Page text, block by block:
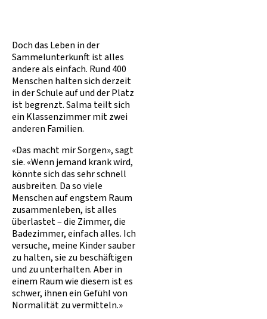
Doch das Leben in der
Sammelunterkunft ist alles
andere als einfach. Rund 400
Menschen halten sich derzeit
in der Schule auf und der Platz
ist begrenzt. Salma teilt sich
ein Klassenzimmer mit zwei
anderen Familien.
«Das macht mir Sorgen», sagt
sie. «Wenn jemand krank wird,
könnte sich das sehr schnell
ausbreiten. Da so viele
Menschen auf engstem Raum
zusammenleben, ist alles
überlastet – die Zimmer, die
Badezimmer, einfach alles. Ich
versuche, meine Kinder sauber
zu halten, sie zu beschäftigen
und zu unterhalten. Aber in
einem Raum wie diesem ist es
schwer, ihnen ein Gefühl von
Normalität zu vermitteln.»